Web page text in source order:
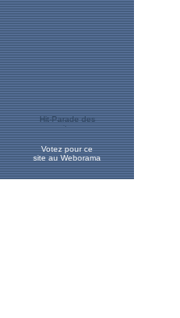
Votez pour ce
site au Weborama